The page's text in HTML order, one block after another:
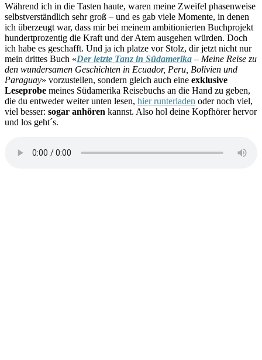
Während ich in die Tasten haute, waren meine Zweifel phasenweise
selbstverständlich sehr groß – und es gab viele Momente, in denen
ich überzeugt war, dass mir bei meinem ambitionierten Buchprojekt
hundertprozentig die Kraft und der Atem ausgehen würden. Doch
ich habe es geschafft. Und ja ich platze vor Stolz, dir jetzt nicht nur
mein drittes Buch «Der letzte Tanz in Südamerika – Meine Reise zu
den wundersamen Geschichten in Ecuador, Peru, Bolivien und
Paraguay» vorzustellen, sondern gleich auch eine exklusive
Leseprobe meines Südamerika Reisebuchs an die Hand zu geben,
die du entweder weiter unten lesen, hier runterladen oder noch viel,
viel besser: sogar anhören kannst. Also hol deine Kopfhörer hervor
und los geht´s.